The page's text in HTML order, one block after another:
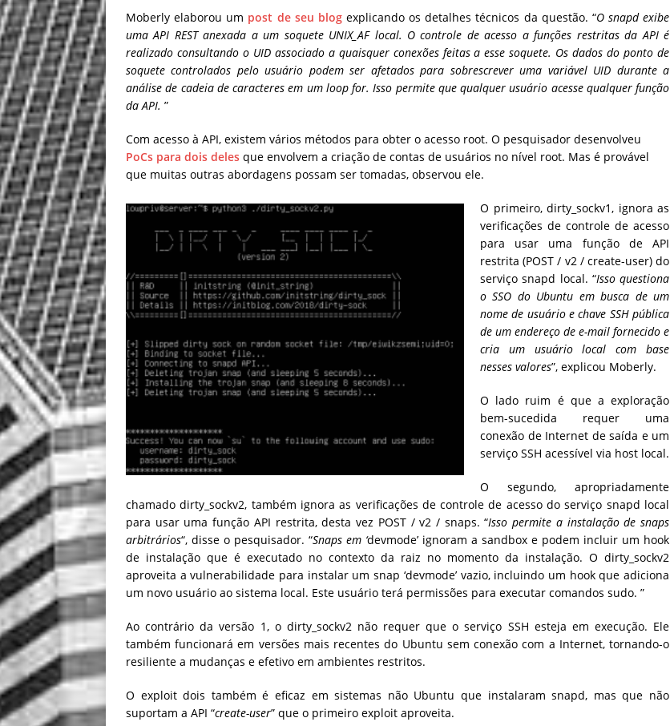
Moberly elaborou um post de seu blogexplicando os detalhes técnicos da questão. “O snapd exibe
uma API REST anexada a um soquete UNIX_AF local. O controle de acesso a funções restritas da API é
realizado consultando o UID associado a quaisquer conexões feitas a esse soquete. Os dados do ponto de
soquete controlados pelo usuário podem ser afetados para sobrescrever uma variável UID durante a
análise de cadeia de caracteres em um loop for. Isso permite que qualquer usuário acesse qualquer função
da API. ”
Com acesso à API, existem vários métodos para obter o acesso root. O pesquisador desenvolveu
PoCs para dois deles que envolvem a criação de contas de usuários no nível root. Mas é provável
que muitas outras abordagens possam ser tomadas, observou ele.
O primeiro, dirty_sockv1, ignora as
verificações de controle de acesso
para usar uma função de API
restrita (POST / v2 / create-user) do
serviço snapd local. “Isso questiona
o SSO do Ubuntu em busca de um
nome de usuário e chave SSH pública
de um endereço de e-mail fornecido e
cria um usuário local com base
nesses valores”, explicou Moberly.
O lado ruim é que a exploração
bem-sucedida requer uma
conexão de Internet de saída e um
serviço SSH acessível via host local.
O segundo, apropriadamente
chamado dirty_sockv2, também ignora as verificações de controle de acesso do serviço snapd local
para usar uma função API restrita, desta vez POST / v2 / snaps. “Isso permite a instalação de snaps
arbitrários“, disse o pesquisador. “Snaps em ‘devmode’ ignoram a sandbox e podem incluir um hook
de instalação que é executado no contexto da raiz no momento da instalação. O dirty_sockv2
aproveita a vulnerabilidade para instalar um snap ‘devmode’ vazio, incluindo um hook que adiciona
um novo usuário ao sistema local. Este usuário terá permissões para executar comandos sudo. ”
Ao contrário da versão 1, o dirty_sockv2 não requer que o serviço SSH esteja em execução. Ele
também funcionará em versões mais recentes do Ubuntu sem conexão com a Internet, tornando-o
resiliente a mudanças e efetivo em ambientes restritos.
O exploit dois também é eficaz em sistemas não Ubuntu que instalaram snapd, mas que não
suportam a API “create-user” que o primeiro exploit aproveita.